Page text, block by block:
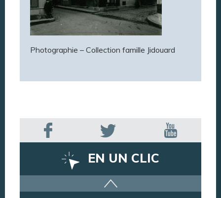
Photographie – Collection famille Jidouard
EN UN CLIC